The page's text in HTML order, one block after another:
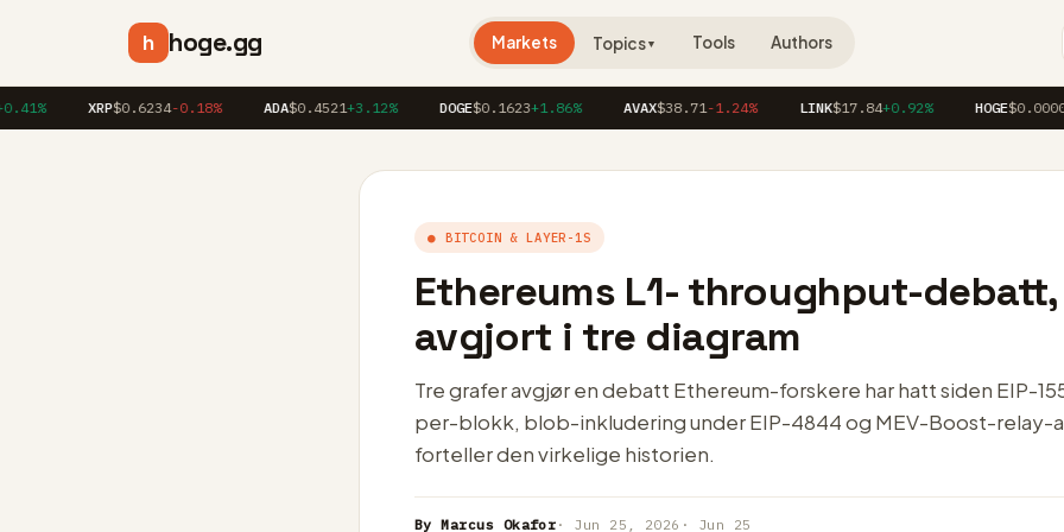
h hoge.gg Markets Topics▼ Tools Authors
$0.6234 -0.18% $0.4521 +3.12% $0.1623 +1.86% $38.71-1.24% $17.84+0.92% $0.00004120
● BITCOIN & LAYER-1S
Ethereums L1- throughput-debatt,
avgjort i tre diagram
Tre grafer avgjør en debatt Ethereum-forskere har hatt siden EIP-
per-blokk, blob-inkludering under EIP-4844 og MEV-Boost-relay-
forteller den virkelige historien.
By Marcus Okafor · Jun 25, 2026 · Jun 25